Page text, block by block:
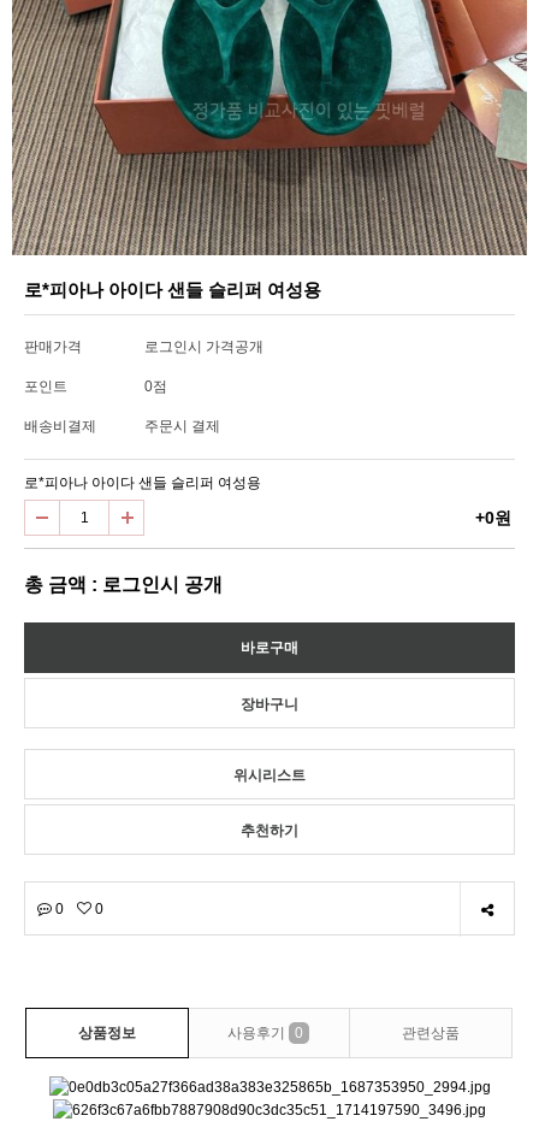
로*피아나 아이다 샌들 슬리퍼 여성용
판매가격 로그인시 가격공개
포인트 0점
배송비결제 주문시 결제
로*피아나 아이다 샌들 슬리퍼 여성용
+0원
총 금액 : 로그인시 공개
위시리스트
추천하기
0 0
상품정보 사용후기 0 관련상품